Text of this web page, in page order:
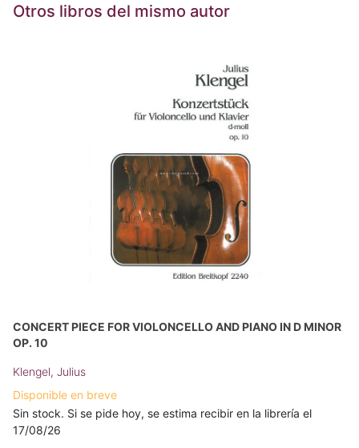
Otros libros del mismo autor
CONCERT PIECE FOR VIOLONCELLO AND PIANO IN D MINOR
OP. 10
Klengel, Julius
Disponible en breve
Sin stock. Si se pide hoy, se estima recibir en la librería el
17/08/26